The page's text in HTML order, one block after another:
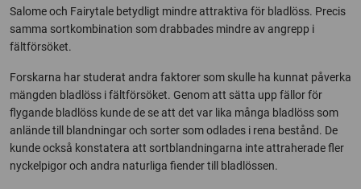
Salome och Fairytale betydligt mindre attraktiva för bladlöss. Precis
samma sortkombination som drabbades mindre av angrepp i
fältförsöket.
Forskarna har studerat andra faktorer som skulle ha kunnat påverka
mängden bladlöss i fältförsöket. Genom att sätta upp fällor för
flygande bladlöss kunde de se att det var lika många bladlöss som
anlände till blandningar och sorter som odlades i rena bestånd. De
kunde också konstatera att sortblandningarna inte attraherade fler
nyckelpigor och andra naturliga fiender till bladlössen.